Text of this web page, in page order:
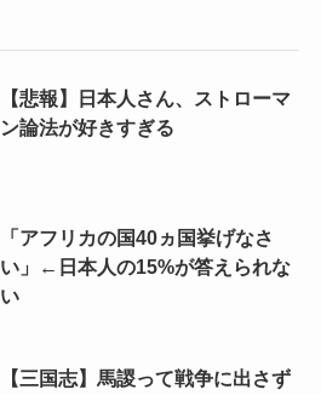
【悲報】日本人さん、ストローマ
ン論法が好きすぎる
「アフリカの国40ヵ国挙げなさ
い」←日本人の15%が答えられな
い
【三国志】馬謖って戦争に出さず